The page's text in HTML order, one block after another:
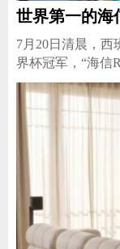
世界第一的
7月20日清晨，西
界杯冠军，“海信